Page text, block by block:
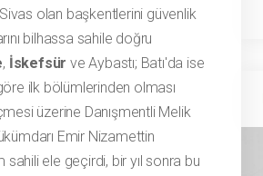
olan başkentlerini güvenlik
bilhassa sahile doğru
, İskefsür ve Aybastı; Batı'da ise
ilk bölümlerinden olması
üzerine Danışmentli Melik
Emir Nizamettin
sahili ele geçirdi, bir yıl sonra bu